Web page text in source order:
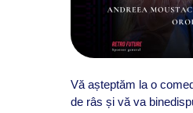
Vă așteptăm la o
de râs și vă va